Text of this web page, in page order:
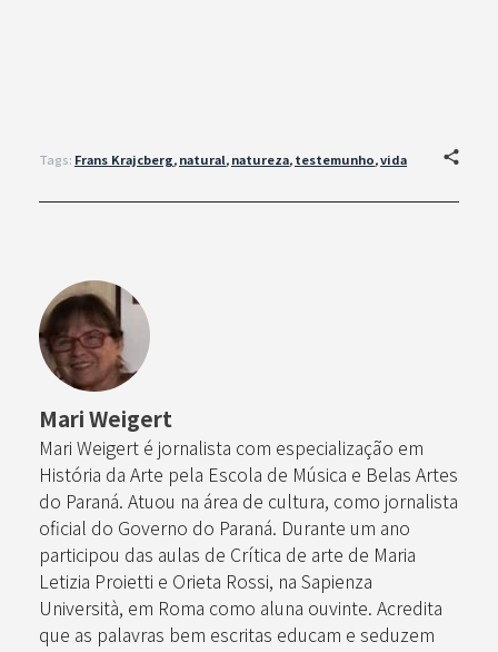
Tags: Frans Krajcberg,natural,natureza,testemunho,vida
Mari Weigert
Mari Weigert é jornalista com especialização em
História da Arte pela Escola de Música e Belas Artes
do Paraná. Atuou na área de cultura, como jornalista
oficial do Governo do Paraná. Durante um ano
participou das aulas de Crítica de arte de Maria
Letizia Proietti e Orieta Rossi, na Sapienza
Università, em Roma como aluna ouvinte. Acredita
que as palavras bem escritas educam e seduzem